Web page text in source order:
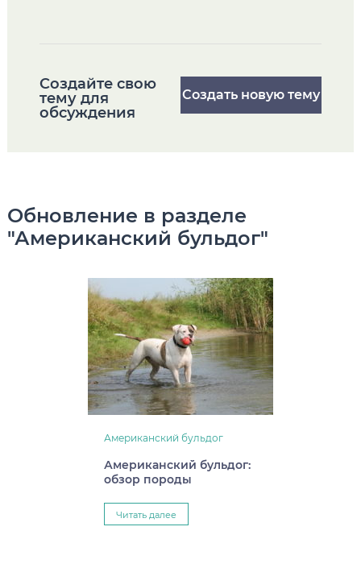
Cоздайте свою
тему для
обсуждения
Создать новую тему
Обновление в разделе
"Американский бульдог"
Американский бульдог
Американский бульдог:
обзор породы
Читать далее